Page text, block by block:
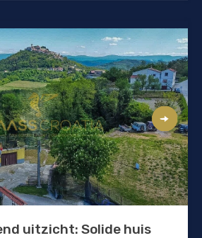
uitzicht: Solide huis